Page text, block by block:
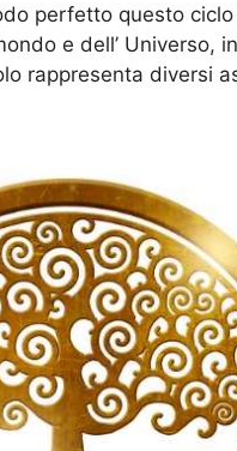
perfetto questo ciclo
e dell’ Universo,
rappresenta diversi